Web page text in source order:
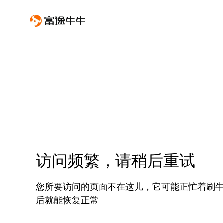
访问频繁，请稍后重试
您所要访问的页面不在这儿，它可能正忙着刷
后就能恢复正常